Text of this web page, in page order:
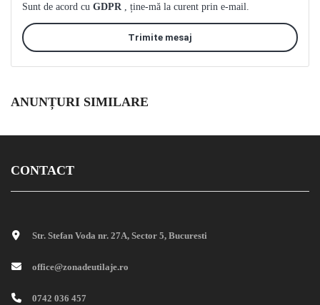
Sunt de acord cu GDPR , ține-mă la curent prin e-mail.
Trimite mesaj
ANUNȚURI SIMILARE
CONTACT
Str. Stefan Voda nr. 27A, Sector 5, Bucuresti
office@zonadeutilaje.ro
0742 036 457